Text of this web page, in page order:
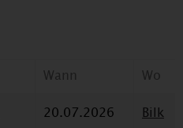
Wann
Wo
20.07.2026
Bilk